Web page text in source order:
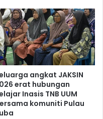
angkat JAKSIN
erat hubungan
Inasis TNB UUM
komuniti Pulau